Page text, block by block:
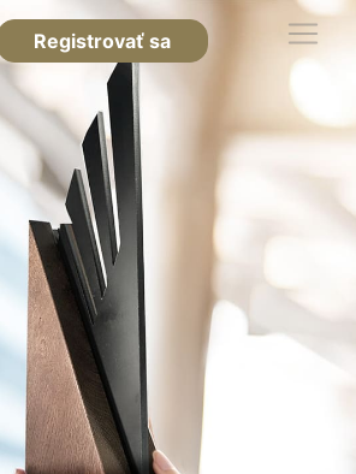
Registrovať sa